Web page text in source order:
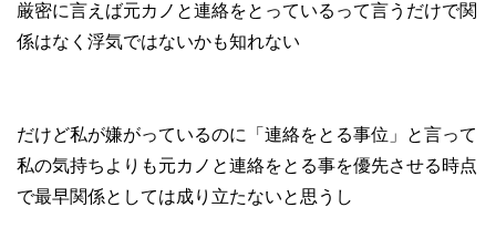
厳密に言えば元カノと連絡をとっているって言うだけで関
係はなく浮気ではないかも知れない
だけど私が嫌がっているのに「連絡をとる事位」と言って
私の気持ちよりも元カノと連絡をとる事を優先させる時点
で最早関係としては成り立たないと思うし